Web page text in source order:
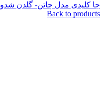
جا کلیدی مدل چاتن- گلدن شدو
Back to products